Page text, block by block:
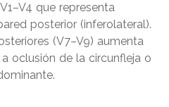
que representa
posterior (inferolateral).
(V7–V9) aumenta
oclusión de la circunfleja o